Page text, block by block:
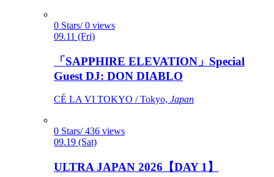
0 Stars/ 0 views
09.11 (Fri)
「SAPPHIRE ELEVATION」Special
Guest DJ: DON DIABLO
CÉ LA VI TOKYO / Tokyo, Japan
0 Stars/ 436 views
09.19 (Sat)
ULTRA JAPAN 2026【DAY 1】